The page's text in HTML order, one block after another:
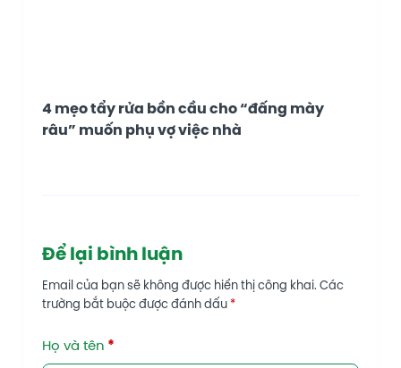
4 mẹo tẩy rửa bồn cầu cho “đấng mày
râu” muốn phụ vợ việc nhà
Để lại bình luận
Email của bạn sẽ không được hiển thị công khai. Các
trường bắt buộc được đánh dấu *
Họ và tên *